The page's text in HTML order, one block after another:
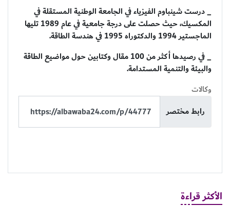
_ درست شينباوم الفيزياء في الجامعة الوطنية المستقلة في
المكسيك، حيث حصلت على درجة جامعية في عام 1989 تليها
الماجستير 1994 والدكتوراه 1995 في هندسة الطاقة.
_ في رصيدها أكثر من 100 مقال وكتابين حول مواضيع الطاقة
والبيئة والتنمية المستدامة.
وكالات
رابط مختصر
الأكثر قراءة